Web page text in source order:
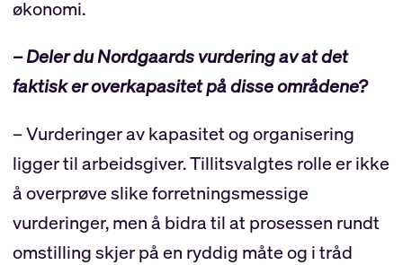
økonomi.
– Deler du Nordgaards vurdering av at det
faktisk er overkapasitet på disse områdene?
– Vurderinger av kapasitet og organisering
ligger til arbeidsgiver. Tillitsvalgtes rolle er ikke
å overprøve slike forretningsmessige
vurderinger, men å bidra til at prosessen rundt
omstilling skjer på en ryddig måte og i tråd